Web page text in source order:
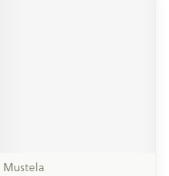
Mustela